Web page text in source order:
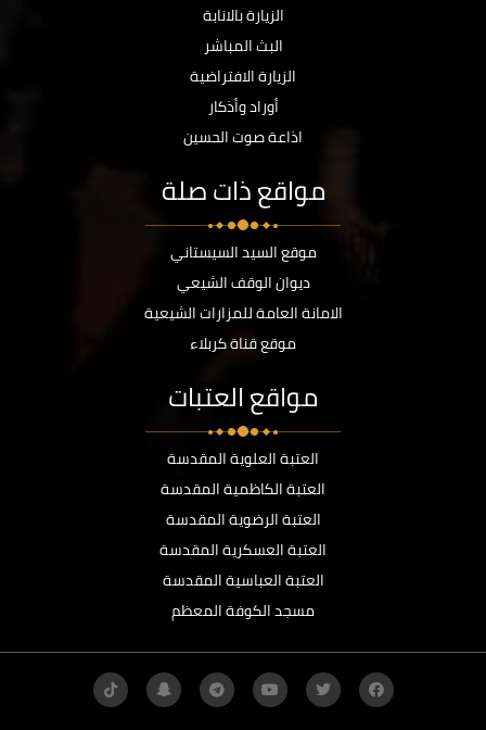
الزيارة بالانابة
البث المباشر
الزيارة الافتراضية
أوراد وأذكار
اذاعة صوت الحسين
مواقع ذات صلة
موقع السيد السيستاني
ديوان الوقف الشيعي
الامانة العامة للمزارات الشيعية
موقع قناة كربلاء
مواقع العتبات
العتبة العلوية المقدسة
العتبة الكاظمية المقدسة
العتبة الرضوية المقدسة
العتبة العسكرية المقدسة
العتبة العباسية المقدسة
مسجد الكوفة المعظم